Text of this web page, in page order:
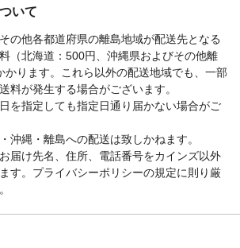
いて
の他各都道府県の離島地域が配送先となる
（北海道：500円、沖縄県およびその他離
かります。これら以外の配送地域でも、一部
料が発生する場合がございます。
を指定しても指定日通り届かない場合がご
沖縄・離島への配送は致しかねます。
届け先名、住所、電話番号をカインズ以外
す。プライバシーポリシーの規定に則り厳